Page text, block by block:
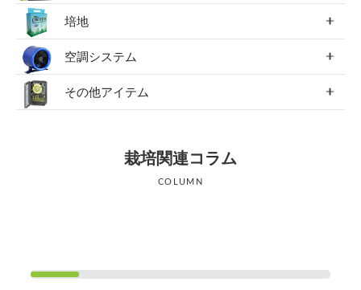
培地
空調システム
その他アイテム
栽培関連コラム
COLUMN